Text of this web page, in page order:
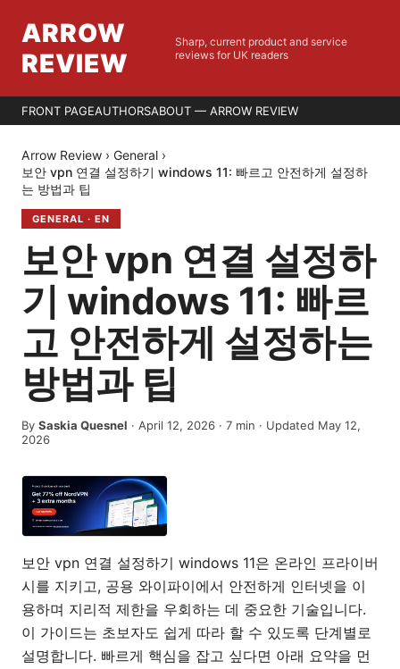
ARROW
REVIEW
Sharp, current product and service
reviews for UK readers
FRONT PAGEAUTHORSABOUT — ARROW REVIEW
Arrow Review › General ›
보안 vpn 연결 설정하기 windows 11: 빠르고 안전하게 설정하
는 방법과 팁
GENERAL · EN
보안 vpn 연결 설정하
기 windows 11: 빠르
고 안전하게 설정하는
방법과 팁
By Saskia Quesnel · April 12, 2026 · 7 min · Updated May 12,
2026
보안 vpn 연결 설정하기 windows 11은 온라인 프라이버
시를 지키고, 공용 와이파이에서 안전하게 인터넷을 이
용하며 지리적 제한을 우회하는 데 중요한 기술입니다.
이 가이드는 초보자도 쉽게 따라 할 수 있도록 단계별로
설명합니다. 빠르게 핵심을 잡고 싶다면 아래 요약을 먼